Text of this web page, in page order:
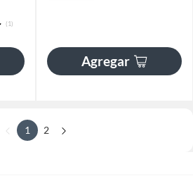
(1)
Agregar
1 2